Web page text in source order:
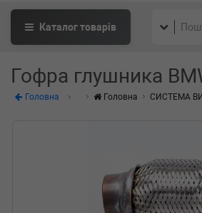
Каталогтоварів
Гофра глушника
Головна Головна СИСТЕМА